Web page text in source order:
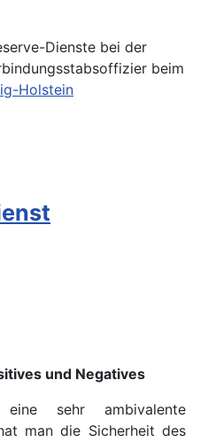
Dienste bei der
beim
Holstein
und Negatives
sehr ambivalente
man die Sicherheit des